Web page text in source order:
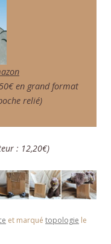
en grand format
relié)
: 12,20€)
et marqué topologie le